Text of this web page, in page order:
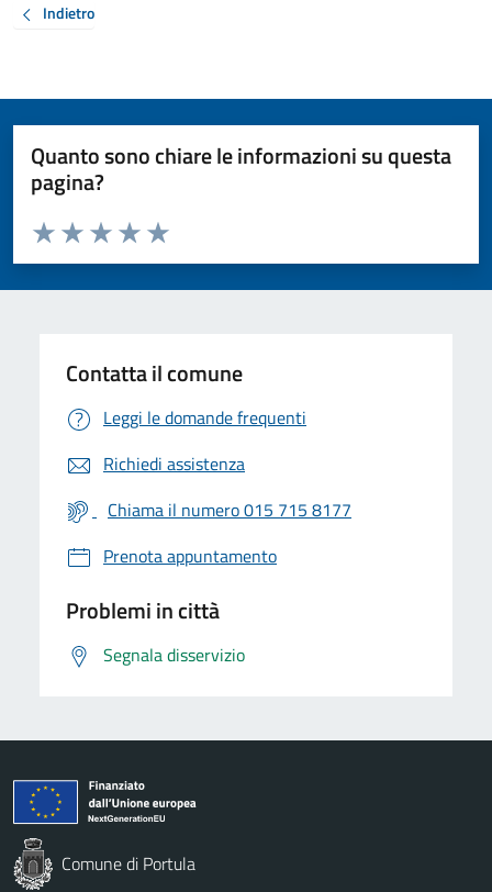
Indietro
Quanto sono chiare le informazioni su questa
pagina?
Valuta da 1 a 5 stelle la pagina
Valuta 5 stelle su 5
Valuta 4 stelle su 5
Valuta 3 stelle su 5
Valuta 2 stelle su 5
Valuta 1 stelle su 5
Contatta il comune
Leggi le domande frequenti
Richiedi assistenza
Chiama il numero 015 715 8177
Prenota appuntamento
Problemi in città
Segnala disservizio
Comune di Portula